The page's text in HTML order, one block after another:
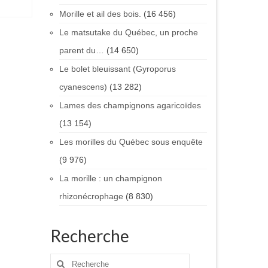
Morille et ail des bois. (16 456)
Le matsutake du Québec, un proche
parent du…
(14 650)
Le bolet bleuissant (Gyroporus
cyanescens) (13 282)
Lames des champignons agaricoïdes
(13 154)
Les morilles du Québec sous enquête
(9 976)
La morille : un champignon
rhizonécrophage (8 830)
Recherche
Rechercher